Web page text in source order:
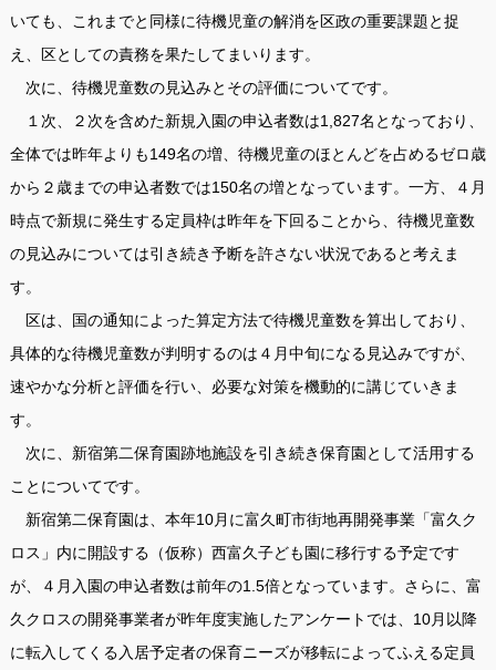
いても、これまでと同様に待機児童の解消を区政の重要課題と捉
え、区としての責務を果たしてまいります。
次に、待機児童数の見込みとその評価についてです。
１次、２次を含めた新規入園の申込者数は1,827名となっており、
全体では昨年よりも149名の増、待機児童のほとんどを占めるゼロ歳
から２歳までの申込者数では150名の増となっています。一方、４月
時点で新規に発生する定員枠は昨年を下回ることから、待機児童数
の見込みについては引き続き予断を許さない状況であると考えま
す。
区は、国の通知によった算定方法で待機児童数を算出しており、
具体的な待機児童数が判明するのは４月中旬になる見込みですが、
速やかな分析と評価を行い、必要な対策を機動的に講じていきま
す。
次に、新宿第二保育園跡地施設を引き続き保育園として活用する
ことについてです。
新宿第二保育園は、本年10月に富久町市街地再開発事業「富久ク
ロス」内に開設する（仮称）西富久子ども園に移行する予定です
が、４月入園の申込者数は前年の1.5倍となっています。さらに、富
久クロスの開発事業者が昨年度実施したアンケートでは、10月以降
に転入してくる入居予定者の保育ニーズが移転によってふえる定員